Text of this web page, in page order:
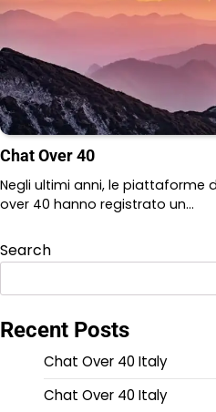
Chat Over 40
Negli ultimi anni, le piattaforme
over 40 hanno registrato un…
Search
Recent Posts
Chat Over 40 Italy
Chat Over 40 Italy